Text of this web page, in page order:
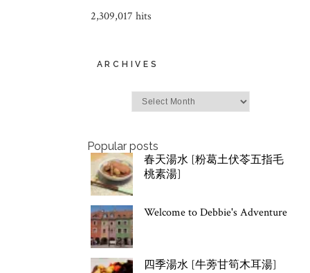
2,309,017 hits
ARCHIVES
Popular posts
春天湯水 [粉葛土伏苓五指毛
桃素湯]
Welcome to Debbie's Adventure
四季湯水 [牛蒡甘筍木耳湯]